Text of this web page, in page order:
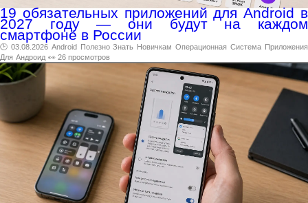
19 обязательных приложений для Android в
2027 году — они будут на каждом
смартфоне в России
🕑 03.08.2026 Android Полезно Знать Новичкам Операционная Система Приложения
Для Андроид 👀 26 просмотров